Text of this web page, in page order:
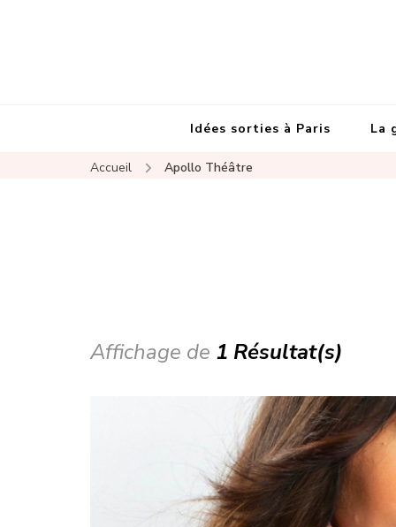
Idées sorties à Paris La
Accueil Apollo Théâtre
Affichage de 1 Résultat(s)